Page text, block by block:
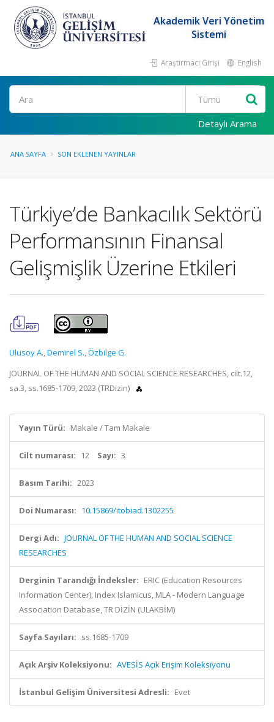
Akademik Veri Yönetim
Sistemi
Araştırmacı Girişi English
Ara
Detaylı Arama
ANA SAYFA SON EKLENEN YAYINLAR
Türkiye’de Bankacılık Sektörü
Performansının Finansal
Gelişmişlik Üzerine Etkileri
Ulusoy A.,Demirel S.,Özbilge G.
JOURNAL OF THE HUMAN AND SOCIAL SCIENCE RESEARCHES, cilt.12,
sa.3, ss.1685-1709, 2023 (TRDizin)
Yayın Türü: Makale / Tam Makale
Cilt numarası: 12 Sayı: 3
Basım Tarihi: 2023
Doi Numarası: 10.15869/itobiad.1302255
Dergi Adı: JOURNAL OF THE HUMAN AND SOCIAL SCIENCE
RESEARCHES
Derginin Tarandığı İndeksler: ERIC (Education Resources
Information Center), Index Islamicus, MLA - Modern Language
Association Database, TR DİZİN (ULAKBİM)
Sayfa Sayıları: ss.1685-1709
Açık Arşiv Koleksiyonu: AVESİS Açık Erişim Koleksiyonu
İstanbul Gelişim Üniversitesi Adresli: Evet